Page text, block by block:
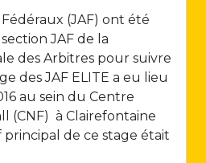
(JAF) ont été
JAF de la
des Arbitres pour suivre
des JAF ELITE a eu lieu
au sein du Centre
(CNF) à Clairefontaine
principal de ce stage était